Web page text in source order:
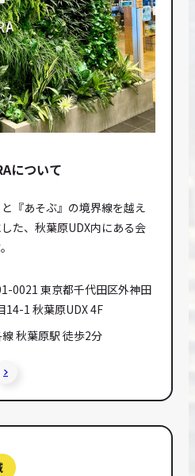
について
『あそぶ』の境界線を越え
た、秋葉原UDX内にある会
0021 東京都千代田区外神田
14-1 秋葉原UDX 4F
秋葉原駅 徒歩2分